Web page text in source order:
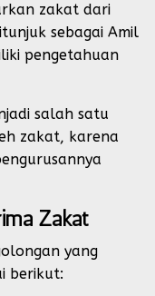
zakat dari
sebagai Amil
pengetahuan
salah satu
zakat, karena
Zakat
yang
berikut: